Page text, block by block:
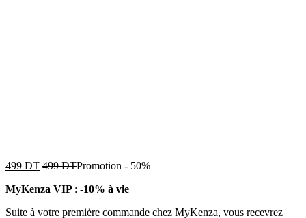
499 DT 499DTPromotion - 50%
MyKenza VIP : -10% à vie
Suite à votre première commande chez MyKenza, vous recevrez